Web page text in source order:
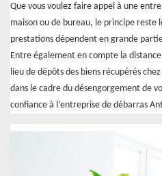
Que vous voulez faire appel à une
maison ou de bureau, le principe reste
prestations dépendent en grande
Entre également en compte la
lieu de dépôts des biens récupérés
dans le cadre du désengorgement de
confiance à l’entreprise de débarras